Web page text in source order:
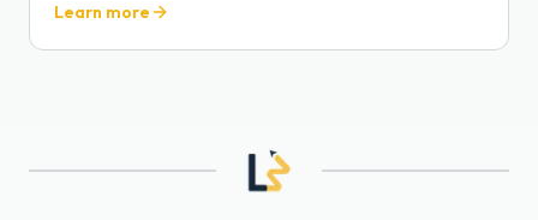
Learn more